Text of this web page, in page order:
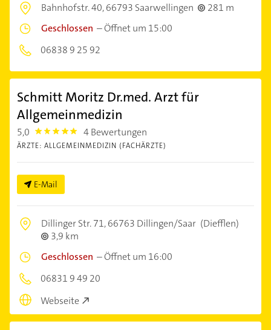
Bahnhofstr. 40,66793 Saarwellingen
281 m
Geschlossen –Öffnet um 15:00
06838 9 25 92
Schmitt Moritz Dr.med. Arzt für
Allgemeinmedizin
5,0 5.0 4 Bewertungen
ÄRZTE: ALLGEMEINMEDIZIN (FACHÄRZTE)
E-Mail
Dillinger Str. 71,66763 Dillingen/Saar (Diefflen)
3,9 km
Geschlossen –Öffnet um 16:00
06831 9 49 20
Webseite